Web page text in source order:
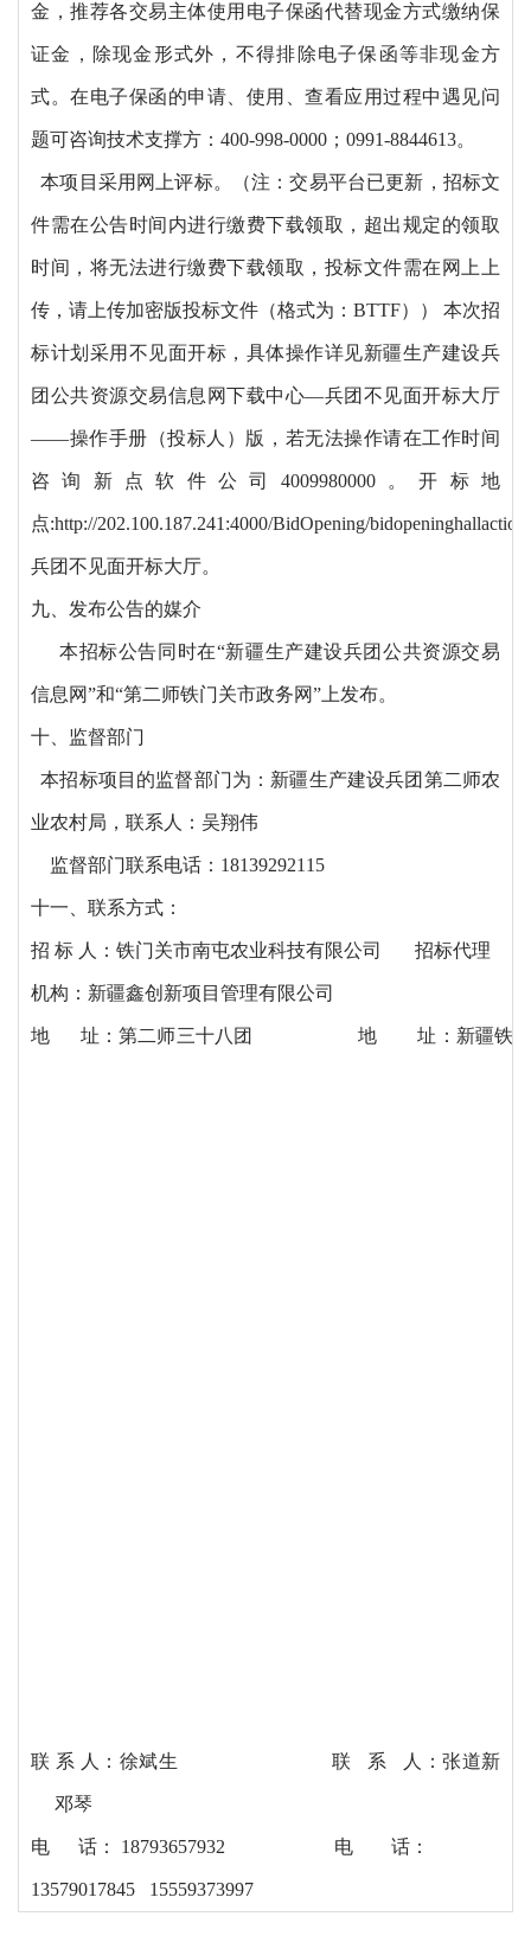
金，推荐各交易主体使用电子保函代替现金方式缴纳保
证金，除现金形式外，不得排除电子保函等非现金方
式。在电子保函的申请、使用、查看应用过程中遇见问
题可咨询技术支撑方： 400-998-0000；0991-8844613。
本项目采用网上评标。（注：交易平台已更新，招标文
件需在公告时间内进行缴费下载领取，超出规定的领取
时间，将无法进行缴费下载领取，投标文件需在网上上
传，请上传加密版投标文件（格式为：BTTF）） 本次招
标计划采用不见面开标，具体操作详见新疆生产建设兵
团公共资源交易信息网下载中心—兵团不见面开标大厅
——操作手册（投标人）版，若无法操作请在工作时间
咨询新点软件公司4009980000。开标地
点:http://202.100.187.241:4000/BidOpening/
兵团不见面开标大厅。
九、发布公告的媒介
本招标公告同时在“新疆生产建设兵团公共资源交易
信息网”和“第二师铁门关市政务网”上发布。
十、监督部门
本招标项目的监督部门为：新疆生产建设兵团第二师农
业农村局，联系人：吴翔伟
监督部门联系电话： 18139292115
十一、联系方式：
招 标 人：铁门关市南屯农业科技有限公司 招标代理
机构：新疆鑫创新项目管理有限公司
地 址：第二师三十八团 地 址： 新疆铁
联 系 人：徐斌生 联 系 人：张道新
邓琴
电 话： 18793657932 电 话：
13579017845 15559373997